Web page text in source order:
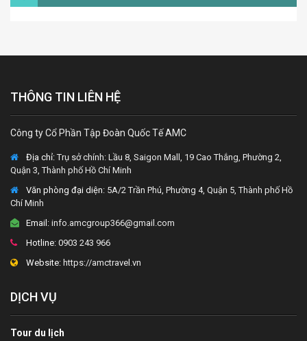
THÔNG TIN LIÊN HỆ
Công ty Cổ Phần Tập Đoàn Quốc Tế AMC
Địa chỉ:Trụ sở chính: Lầu 8, Saigon Mall, 19 Cao Thắng, Phường 2,
Quận 3, Thành phố Hồ Chí Minh
Văn phòng đại diện: 5A/2 Trần Phú, Phường 4, Quận 5, Thành phố Hồ
Chí Minh
Email: info.amcgroup366@gmail.com
Hotline: 0903 243 966
Website: https://amctravel.vn
DỊCH VỤ
Tour du lịch